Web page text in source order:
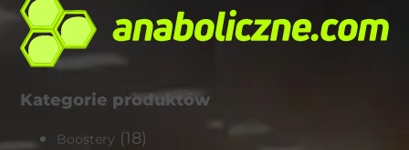
Kategorie produktów
Boostery (18)